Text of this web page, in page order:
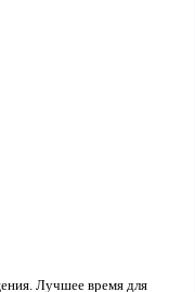
Лучшее время для